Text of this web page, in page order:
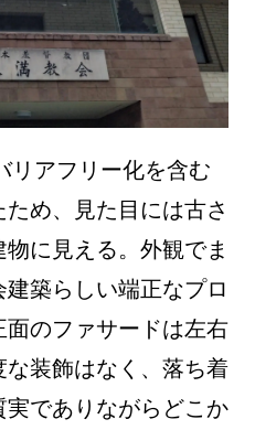
リアフリー化を含む
め、見た目には古さ
に見える。外観でま
築らしい端正なプロ
のファサードは左右
装飾はなく、落ち着
でありながらどこか